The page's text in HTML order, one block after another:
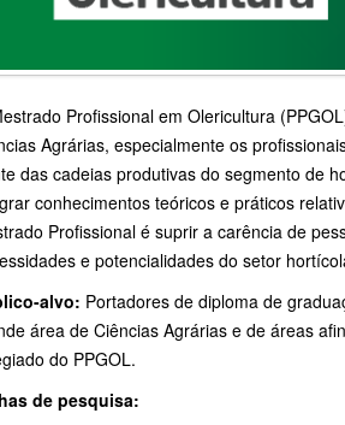
Profissional em Olericultura
Agrárias, especialmente os
das cadeias produtivas do segmento de
conhecimentos teóricos e práticos
Profissional é suprir a carência de
e potencialidades do setor
alvo: Portadores de diploma de
área de Ciências Agrárias e de áreas
do PPGOL.
de pesquisa: